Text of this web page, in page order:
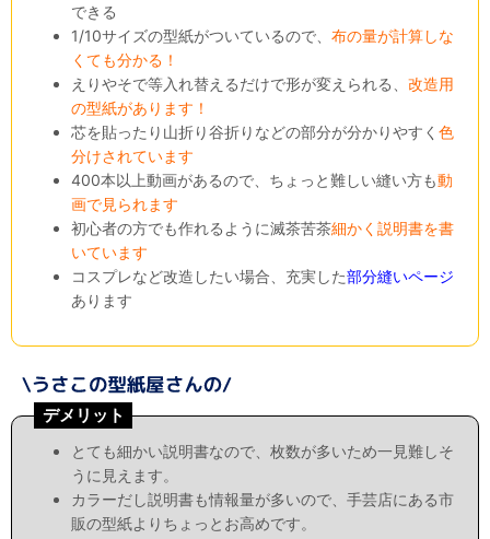
できる
1/10サイズの型紙がついているので、布の量が計算しな
くても分かる！
えりやそで等入れ替えるだけで形が変えられる、改造用
の型紙があります！
芯を貼ったり山折り谷折りなどの部分が分かりやすく色
分けされています
400本以上動画があるので、ちょっと難しい縫い方も動
画で見られます
初心者の方でも作れるように滅茶苦茶細かく説明書を書
いています
コスプレなど改造したい場合、充実した部分縫いページ
あります
デメリット
とても細かい説明書なので、枚数が多いため一見難しそ
うに見えます。
カラーだし説明書も情報量が多いので、手芸店にある市
販の型紙よりちょっとお高めです。